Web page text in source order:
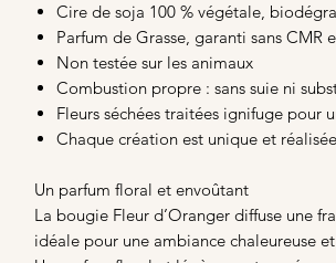
Cire de soja 100 % végétale,
Parfum de Grasse, garanti sans CMR
Non testée sur les animaux
Combustion propre : sans suie ni
Fleurs séchées traitées ignifuge pour
Chaque création est unique et
Un parfum floral et envoûtant
La bougie Fleur d’Oranger diffuse une
idéale pour une ambiance chaleureuse